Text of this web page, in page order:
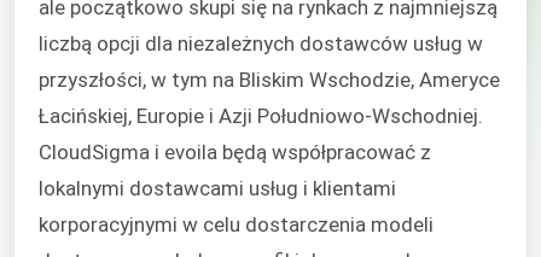
ale początkowo skupi się na rynkach z najmniejszą
liczbą opcji dla niezależnych dostawców usług w
przyszłości, w tym na Bliskim Wschodzie, Ameryce
Łacińskiej, Europie i Azji Południowo-Wschodniej.
CloudSigma i evoila będą współpracować z
lokalnymi dostawcami usług i klientami
korporacyjnymi w celu dostarczenia modeli